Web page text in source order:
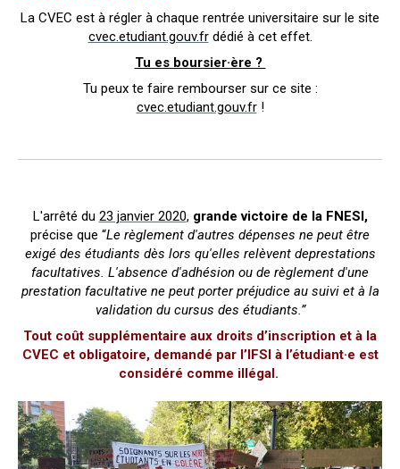
La CVEC est à régler à chaque rentrée universitaire sur le site
cvec.etudiant.gouv.frdédié à cet effet.
Tu es boursier·ère ?
Tu peux te faire rembourser sur ce site :
cvec.etudiant.gouv.fr!
L'arrêté du 23 janvier 2020,grande victoire de la FNESI,
précise que “Le règlement d'autres dépenses ne peut être
exigé des étudiants dès lors qu'elles relèvent deprestations
facultatives. L'absence d'adhésion ou de règlement d'une
prestation facultative ne peut porter préjudice au suivi et à la
validation du cursus des étudiants.”
Tout coût supplémentaire aux droits d’inscription et à la
CVEC et obligatoire, demandé par l’IFSI à l’étudiant·e est
considéré comme illégal.